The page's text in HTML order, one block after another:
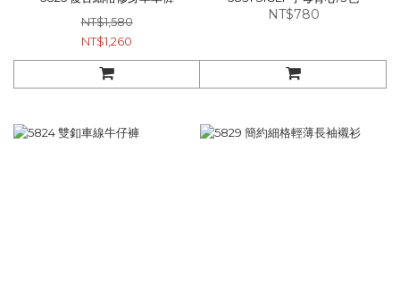
NT$1,580
NT$1,260
NT$780